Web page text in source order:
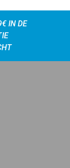
IN DE